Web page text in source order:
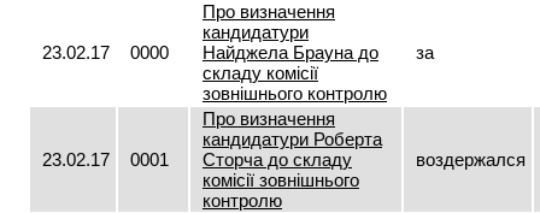
23.02.17 0000
Про визначення
кандидатури
Найджела Брауна до
складу комісії
зовнішнього контролю
за
23.02.17 0001
Про визначення
кандидатури Роберта
Сторча до складу
комісії зовнішнього
контролю
воздержался